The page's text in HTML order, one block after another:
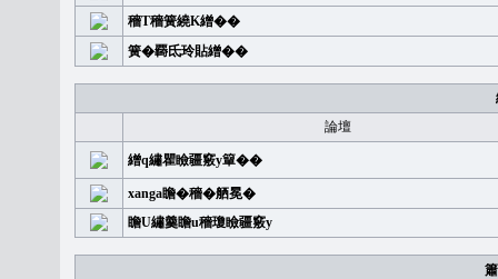
穡T穡簧繞K繒��
簧�覉氐玲貼繒��
論壇
繒q繡瞿瞼疆竅y簞��
xanga瞻�穡�舾冕�
瞻U繡羹瞻u穡瓊瞼疆竅y